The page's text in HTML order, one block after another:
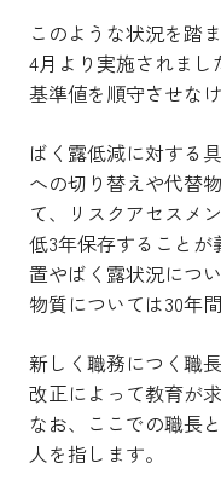
このような状況を踏
4月より実施されま
基準値を順守させな
ばく露低減に対する
への切り替えや代替
て、リスクアセスメ
低3年保存すること
置やばく露状況につ
物質については30年
新しく職務につく職
改正によって教育が
なお、ここでの職長
人を指します。